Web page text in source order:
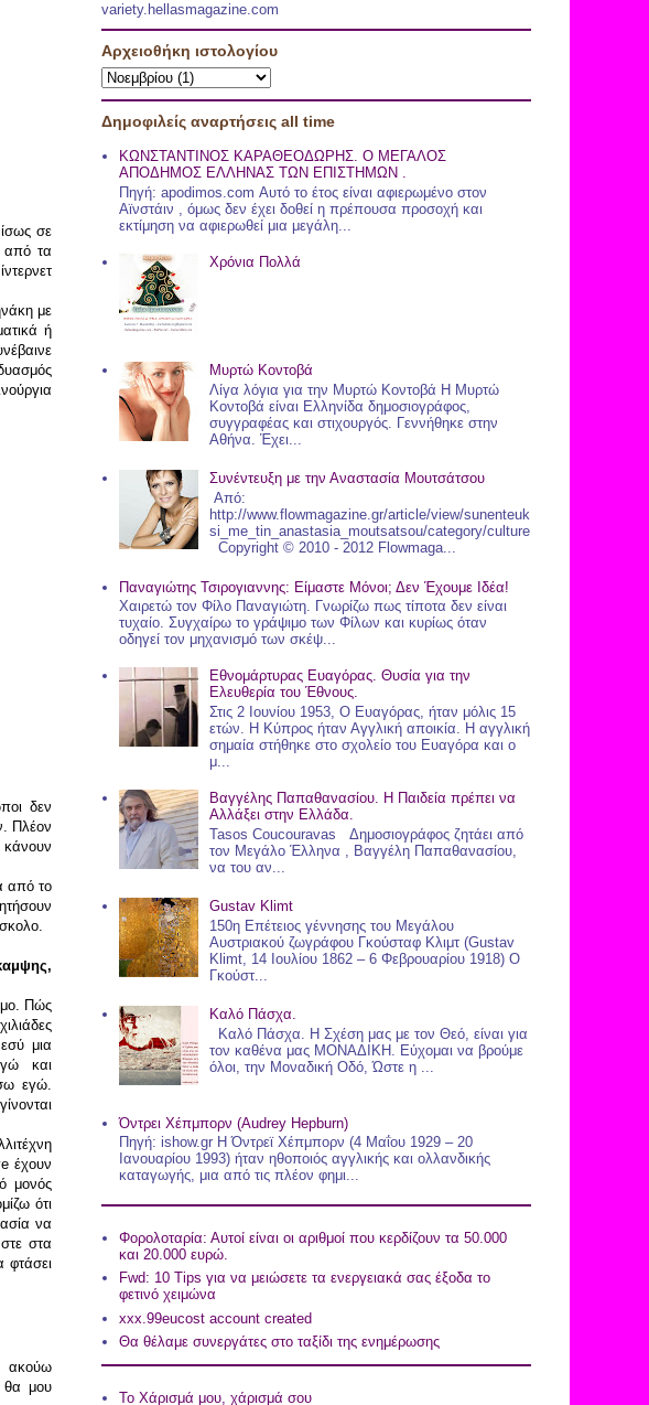
σε
από τα
με
ή
δεν
Πλέον
κάνουν
από το
Πώς
μια
και
εγώ.
έχουν
μονός
ότι
να
στα
φτάσει
ακούω
θα μου
variety.hellasmagazine.com
Αρχειοθήκη ιστολογίου
Δημοφιλείς αναρτήσεις all time
ΚΩΝΣΤΑΝΤΙΝΟΣ ΚΑΡΑΘΕΟΔΩΡΗΣ. Ο ΜΕΓΑΛΟΣ
ΑΠΟΔΗΜΟΣ ΕΛΛΗΝΑΣ ΤΩΝ ΕΠΙΣΤΗΜΩΝ .
Πηγή: apodimos.com Αυτό το έτος είναι αφιερωμένο στον
Αϊνστάιν , όμως δεν έχει δοθεί η πρέπουσα προσοχή και
εκτίμηση να αφιερωθεί μια μεγάλη...
Χρόνια Πολλά
Μυρτώ Κοντοβά
Λίγα λόγια για την Μυρτώ Κοντοβά Η Μυρτώ
Κοντοβά είναι Ελληνίδα δημοσιογράφος,
συγγραφέας και στιχουργός. Γεννήθηκε στην
Αθήνα. Έχει...
Συνέντευξη με την Αναστασία Μουτσάτσου
Από:
http://www.flowmagazine.gr/article/view/sunenteuk
si_me_tin_anastasia_moutsatsou/category/culture
Copyright © 2010 - 2012 Flowmaga...
Παναγιώτης Τσιρογιαννης: Είμαστε Μόνοι; Δεν Έχουμε Ιδέα!
Χαιρετώ τον Φίλο Παναγιώτη. Γνωρίζω πως τίποτα δεν είναι
τυχαίο. Συγχαίρω το γράψιμο των Φίλων και κυρίως όταν
οδηγεί τον μηχανισμό των σκέψ...
Εθνομάρτυρας Ευαγόρας. Θυσία για την
Ελευθερία του Έθνους.
Στις 2 Ιουνίου 1953, Ο Ευαγόρας, ήταν μόλις 15
ετών. Η Κύπρος ήταν Αγγλική αποικία. Η αγγλική
σημαία στήθηκε στο σχολείο του Ευαγόρα και ο
μ...
Βαγγέλης Παπαθανασίου. Η Παιδεία πρέπει να
Αλλάξει στην Ελλάδα.
Tasos Coucouravas Δημοσιογράφος ζητάει από
τον Μεγάλο Έλληνα , Βαγγέλη Παπαθανασίου,
να του αν...
Gustav Klimt
150η Επέτειος γέννησης του Μεγάλου
Αυστριακού ζωγράφου Γκούσταφ Κλιμτ (Gustav
Klimt, 14 Ιουλίου 1862 – 6 Φεβρουαρίου 1918) Ο
Γκούστ...
Καλό Πάσχα.
Καλό Πάσχα. Η Σχέση μας με τον Θεό, είναι για
τον καθένα μας ΜΟΝΑΔΙΚΗ. Εύχομαι να βρούμε
όλοι, την Μοναδική Οδό, Ώστε η ...
Όντρει Χέπμπορν (Audrey Hepburn)
Πηγή: ishow.gr Η Όντρεϊ Χέπμπορν (4 Μαΐου 1929 – 20
Ιανουαρίου 1993) ήταν ηθοποιός αγγλικής και ολλανδικής
καταγωγής, μια από τις πλέον φημι...
Φορολοταρία: Αυτοί είναι οι αριθμοί που κερδίζουν τα 50.000
και 20.000 ευρώ.
Fwd: 10 Tips για να μειώσετε τα ενεργειακά σας έξοδα το
φετινό χειμώνα
xxx.99eucost account created
Θα θέλαμε συνεργάτες στο ταξίδι της ενημέρωσης
Το Χάρισμά μου, χάρισμά σου